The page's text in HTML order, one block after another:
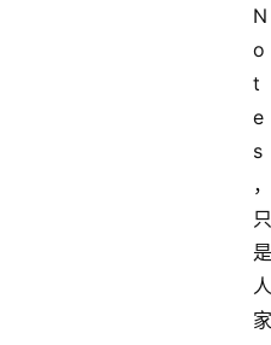
N
o
t
e
s
，
只
是
人
家